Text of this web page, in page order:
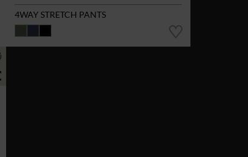
4WAY STRETCH PANTS